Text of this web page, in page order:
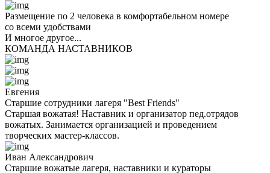
Размещение по 2 человека в комфортабельном номере
со всеми удобствами
И многое другое...
КОМАНДА НАСТАВНИКОВ
Евгения
Старшие сотрудники лагеря "Best Friends"
Старшая вожатая! Наставник и организатор пед.отрядов
вожатых. Занимается организацией и проведением
творческих мастер-классов.
Иван Александрович
Старшие вожатые лагеря, наставники и кураторы